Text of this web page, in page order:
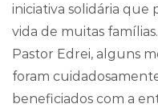
iniciativa solidária que
vida de muitas
Pastor Edrei, alguns
foram
beneficiados com a